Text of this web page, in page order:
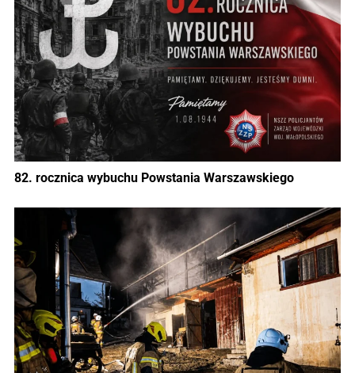
82. rocznica wybuchu Powstania Warszawskiego